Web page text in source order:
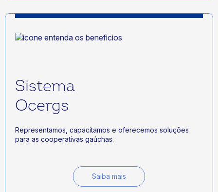
Sistema
Ocergs
Representamos, capacitamos e oferecemos soluções
para as cooperativas gaúchas.
Saiba mais